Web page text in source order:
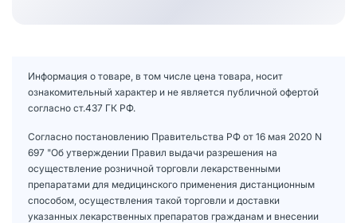
Информация о товаре, в том числе цена товара, носит
ознакомительный характер и не является публичной офертой
согласно ст.437 ГК РФ.
Согласно постановлению Правительства РФ от 16 мая 2020 N
697 "Об утверждении Правил выдачи разрешения на
осуществление розничной торговли лекарственными
препаратами для медицинского применения дистанционным
способом, осуществления такой торговли и доставки
указанных лекарственных препаратов гражданам и внесении